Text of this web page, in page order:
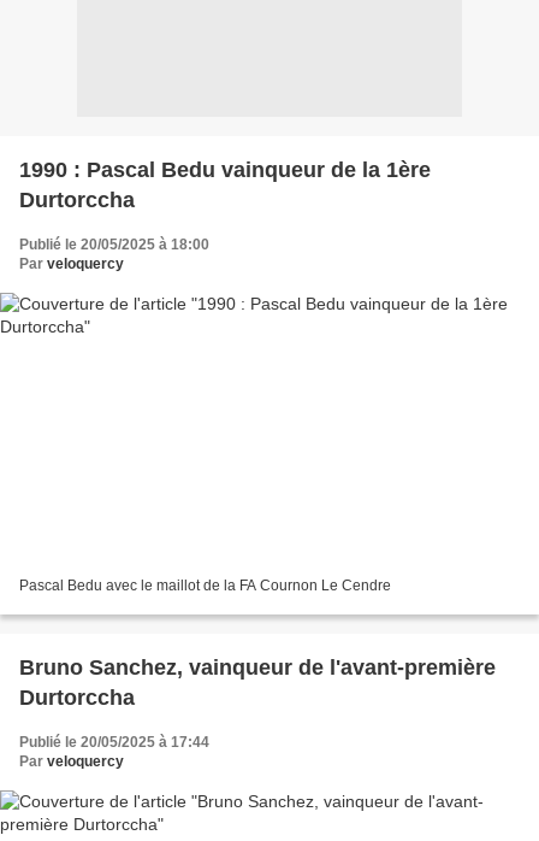
1990 : Pascal Bedu vainqueur de la 1ère
Durtorccha
Publié le 20/05/2025 à 18:00
Par veloquercy
Pascal Bedu avec le maillot de la FA Cournon Le Cendre
Bruno Sanchez, vainqueur de l'avant-première
Durtorccha
Publié le 20/05/2025 à 17:44
Par veloquercy